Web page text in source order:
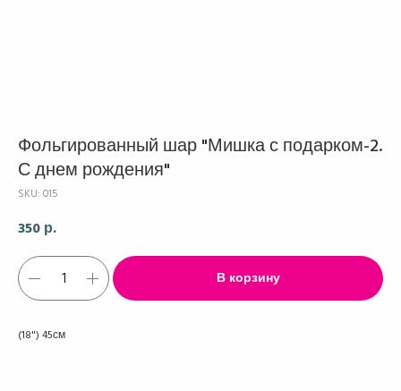
Фольгированный шар "Мишка с подарком-2.
С днем рождения"
SKU: 015
350 р.
В корзину
(18") 45см